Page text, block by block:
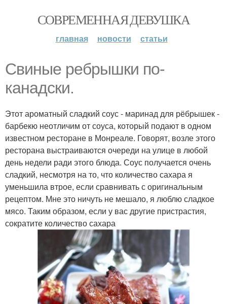
СОВРЕМЕННАЯ ДЕВУШКА
главная новости статьи
Свиные ребрышки по-
канадски.
Этот ароматный сладкий соус - маринад для рёбрышек -
барбекю неотличим от соуса, который подают в одном
известном ресторане в Монреале. Говорят, возле этого
ресторана выстраиваются очереди на улице в любой
день недели ради этого блюда. Соус получается очень
сладкий, несмотря на то, что количество сахара я
уменьшила втрое, если сравнивать с оригинальным
рецептом. Мне это ничуть не мешало, я люблю сладкое
мясо. Таким образом, если у вас другие пристрастия,
сократите количество сахара